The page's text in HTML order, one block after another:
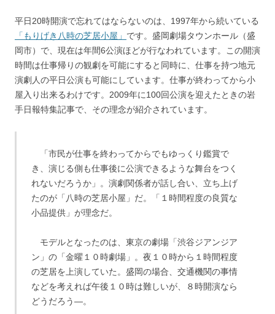
平日20時開演で忘れてはならないのは、1997年から続いている
「もりげき八時の芝居小屋」 です。盛岡劇場タウンホール（盛
岡市）で、現在は年間6公演ほどが行なわれています。この開演
時間は仕事帰りの観劇を可能にすると同時に、仕事を持つ地元
演劇人の平日公演も可能にしています。仕事が終わってから小
屋入り出来るわけです。2009年に100回公演を迎えたときの岩
手日報特集記事で、その理念が紹介されています。
「市民が仕事を終わってからでもゆっくり鑑賞で
き、演じる側も仕事後に公演できるような舞台をつく
れないだろうか」。演劇関係者が話し合い、立ち上げ
たのが「八時の芝居小屋」だ。「１時間程度の良質な
小品提供」が理念だ。
モデルとなったのは、東京の劇場「渋谷ジアンジア
ン」の「金曜１０時劇場」。夜１０時から１時間程度
の芝居を上演していた。盛岡の場合、交通機関の事情
などを考えれば午後１０時は難しいが、８時開演なら
どうだろう―。